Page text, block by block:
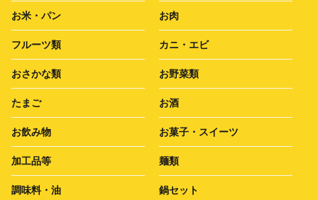
お米・パン お肉
フルーツ類 カニ・エビ
おさかな類 お野菜類
たまご お酒
お飲み物 お菓子・スイーツ
加工品等 麺類
調味料・油 鍋セット